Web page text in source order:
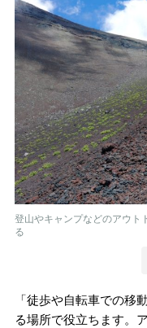
登山やキャンプなどのアウト
る
「徒歩や自転車での移
る場所で役立ちます。